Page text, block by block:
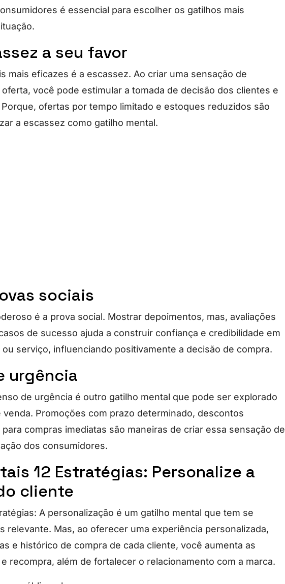
é essencial para escolher os gatilhos mais
a seu favor
mais eficazes é a escassez. Ao criar uma sensação de
você pode estimular a tomada de decisão dos clientes e
ofertas por tempo limitado e estoques reduzidos são
a escassez como gatilho mental.
sociais
é a prova social. Mostrar depoimentos, mas, avaliações
de sucesso ajuda a construir confiança e credibilidade em
serviço, influenciando positivamente a decisão de compra.
urgência
de urgência é outro gatilho mental que pode ser explorado
Promoções com prazo determinado, descontos
compras imediatas são maneiras de criar essa sensação de
dos consumidores.
12 Estratégias: Personalize a
cliente
A personalização é um gatilho mental que tem se
relevante. Mas, ao oferecer uma experiência personalizada,
e histórico de compra de cada cliente, você aumenta as
recompra, além de fortalecer o relacionamento com a marca.